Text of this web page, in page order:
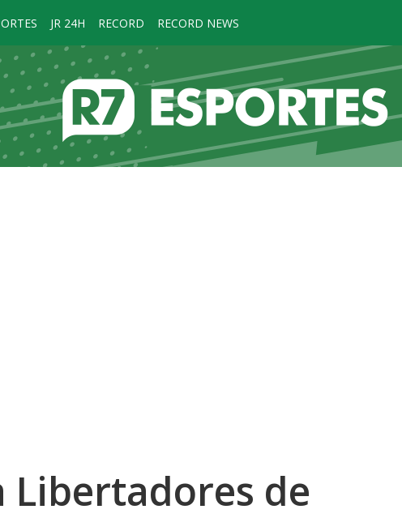
JR 24H RECORD RECORD NEWS
Libertadores de